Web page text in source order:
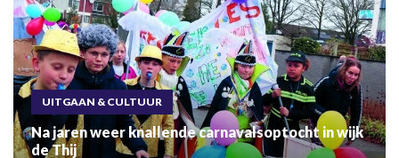
UITGAAN & CULTUUR
Na jaren weer knallende carnavalsoptocht in wijk
de Thij